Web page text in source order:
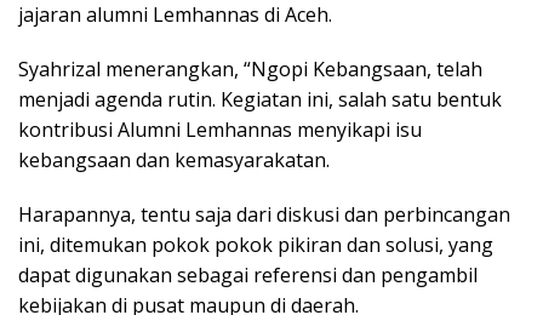
jajaran alumni Lemhannas di Aceh.
Syahrizal menerangkan, “Ngopi Kebangsaan, telah
menjadi agenda rutin. Kegiatan ini, salah satu bentuk
kontribusi Alumni Lemhannas menyikapi isu
kebangsaan dan kemasyarakatan.
Harapannya, tentu saja dari diskusi dan perbincangan
ini, ditemukan pokok pokok pikiran dan solusi, yang
dapat digunakan sebagai referensi dan pengambil
kebijakan di pusat maupun di daerah.